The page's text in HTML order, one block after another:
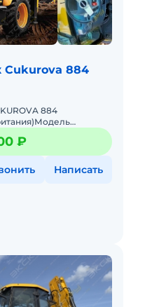
Cukurova 884
884
4-тактный 4-
₽
Написать